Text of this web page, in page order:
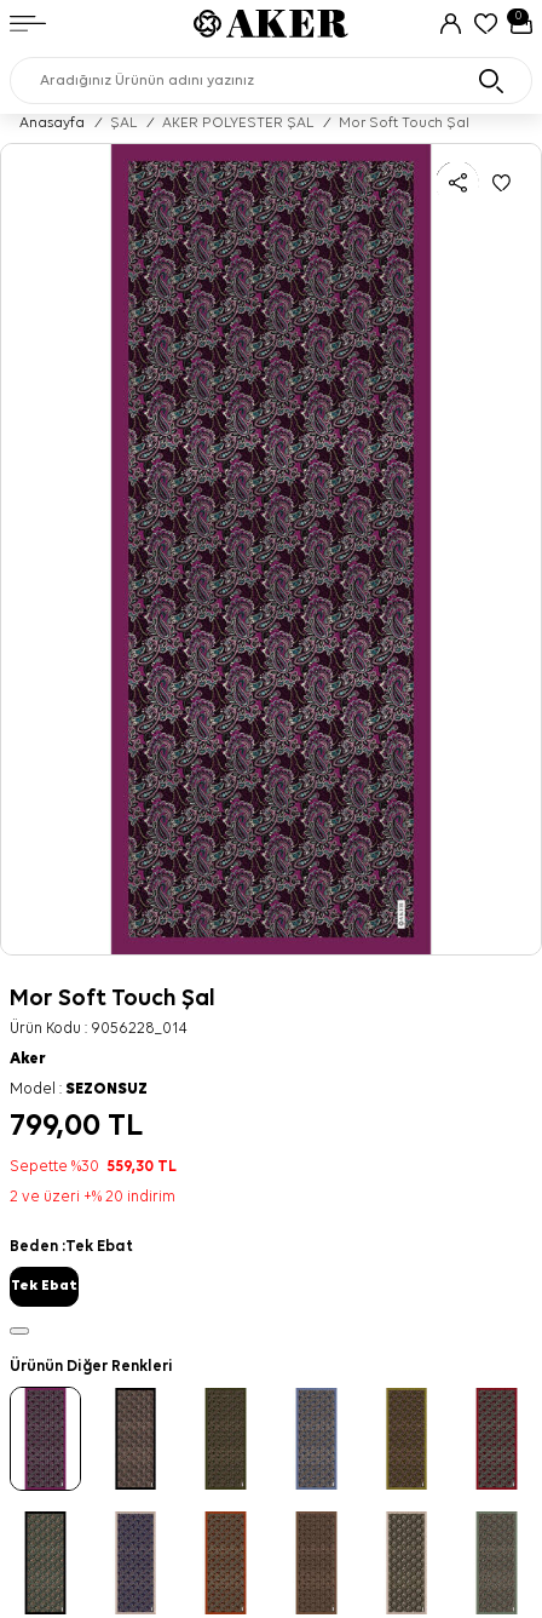
0
Anasayfa / ŞAL / AKER POLYESTER ŞAL / Mor Soft Touch Şal
Mor Soft Touch Şal
Ürün Kodu : 9056228_014
Aker
Model : SEZONSUZ
799,00 TL
Sepette %30 559,30 TL
2 ve üzeri +% 20 indirim
Beden :Tek Ebat
Tek Ebat
Ürünün Diğer Renkleri